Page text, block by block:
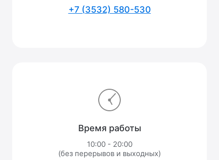
+7 (3532) 580-530
Время работы
10:00 - 20:00
(без перерывов и выходных)